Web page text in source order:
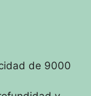
de 9000